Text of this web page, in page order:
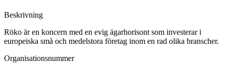
Beskrivning
Röko är en koncern med en evig ägarhorisont som investerar i
europeiska små och medelstora företag inom en rad olika branscher.
Organisationsnummer